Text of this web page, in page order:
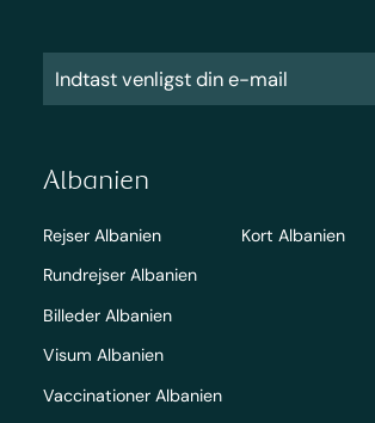
Albanien
Rejser Albanien
Rundrejser Albanien
Billeder Albanien
Visum Albanien
Vaccinationer Albanien
Kort Albanien